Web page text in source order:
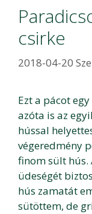
csirke
2018-04-20
Ezt a pácot
azóta is az
hússal
végeredmény
finom sült hús.
üdeségét
hús zamatát
sütöttem, de